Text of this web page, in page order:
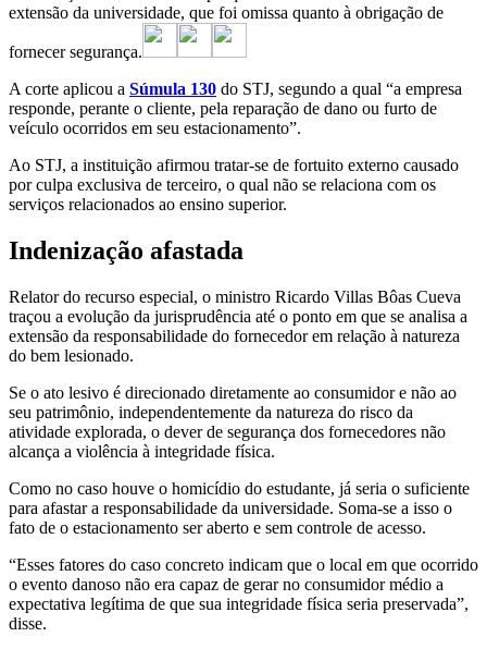
extensão da universidade, que foi omissa quanto à obrigação de
fornecer segurança.
A corte aplicou a Súmula 130 do STJ, segundo a qual “a empresa
responde, perante o cliente, pela reparação de dano ou furto de
veículo ocorridos em seu estacionamento”.
Ao STJ, a instituição afirmou tratar-se de fortuito externo causado
por culpa exclusiva de terceiro, o qual não se relaciona com os
serviços relacionados ao ensino superior.
Indenização afastada
Relator do recurso especial, o ministro Ricardo Villas Bôas Cueva
traçou a evolução da jurisprudência até o ponto em que se analisa a
extensão da responsabilidade do fornecedor em relação à natureza
do bem lesionado.
Se o ato lesivo é direcionado diretamente ao consumidor e não ao
seu patrimônio, independentemente da natureza do risco da
atividade explorada, o dever de segurança dos fornecedores não
alcança a violência à integridade física.
Como no caso houve o homicídio do estudante, já seria o suficiente
para afastar a responsabilidade da universidade. Soma-se a isso o
fato de o estacionamento ser aberto e sem controle de acesso.
“Esses fatores do caso concreto indicam que o local em que ocorrido
o evento danoso não era capaz de gerar no consumidor médio a
expectativa legítima de que sua integridade física seria preservada”,
disse.